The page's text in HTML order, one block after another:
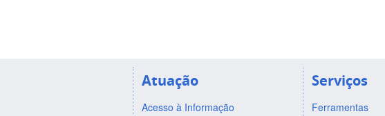
Atuação
Acesso à Informação
Serviços
Ferramentas